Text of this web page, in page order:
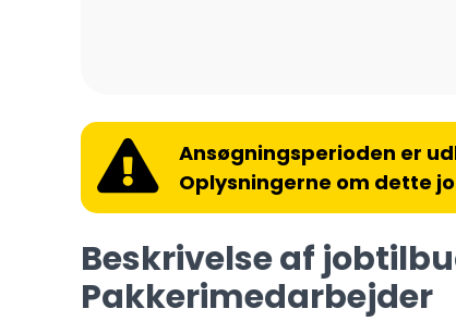
Ansøgningsperioden er
Oplysningerne om dette
Beskrivelse af
Pakkerimedarbejder